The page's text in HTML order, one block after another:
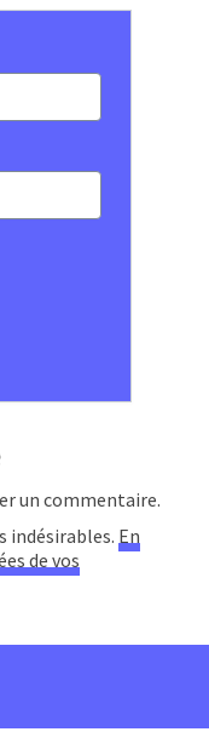
un commentaire.
indésirables. En
de vos